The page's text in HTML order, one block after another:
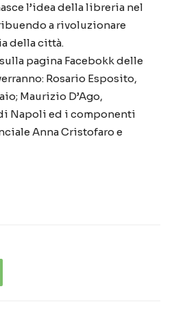
l’idea della libreria nel
a rivoluzionare
della città.
pagina Facebokk delle
Rosario Esposito,
Maurizio D’Ago,
Napoli ed i componenti
Anna Cristofaro e